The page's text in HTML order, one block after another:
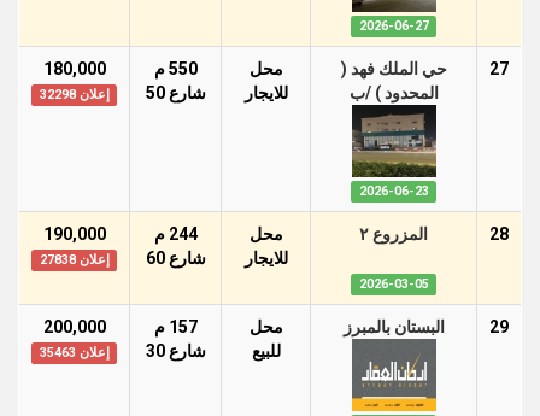
2026-06-27
27
حي الملك فهد (
المحدود ) /ب
2026-06-23
محل
للايجار
550 م
شارع 50
180,000
إعلان 32298
28 المزروع ٢
2026-03-05
محل
للايجار
244 م
شارع 60
190,000
إعلان 27838
29 البستان بالمبرز
محل
للبيع
157 م
شارع 30
200,000
إعلان 35463